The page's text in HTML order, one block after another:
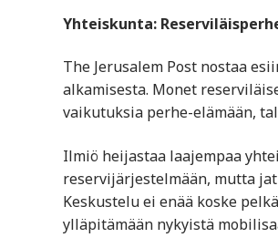
Yhteiskunta:
The Jerusalem Post nostaa
alkamisesta. Monet
vaikutuksia perhe-elämään,
Ilmiö heijastaa laajempaa
reservijärjestelmään, mutta
Keskustelu ei enää koske
ylläpitämään nykyistä